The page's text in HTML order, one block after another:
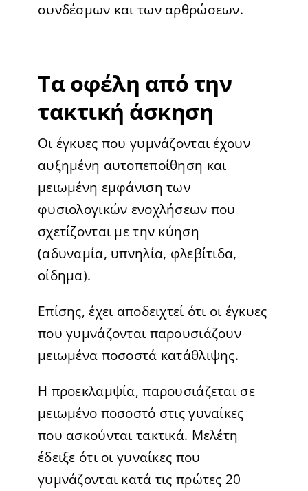
συνδέσμων και των αρθρώσεων.
Τα οφέλη από την
τακτική άσκηση
Οι έγκυες που γυμνάζονται έχουν
αυξημένη αυτοπεποίθηση και
μειωμένη εμφάνιση των
φυσιολογικών ενοχλήσεων που
σχετίζονται με την κύηση
(αδυναμία, υπνηλία, φλεβίτιδα,
οίδημα).
Επίσης, έχει αποδειχτεί ότι οι έγκυες
που γυμνάζονται παρουσιάζουν
μειωμένα ποσοστά κατάθλιψης.
Η προεκλαμψία, παρουσιάζεται σε
μειωμένο ποσοστό στις γυναίκες
που ασκούνται τακτικά. Μελέτη
έδειξε ότι οι γυναίκες που
γυμνάζονται κατά τις πρώτες 20